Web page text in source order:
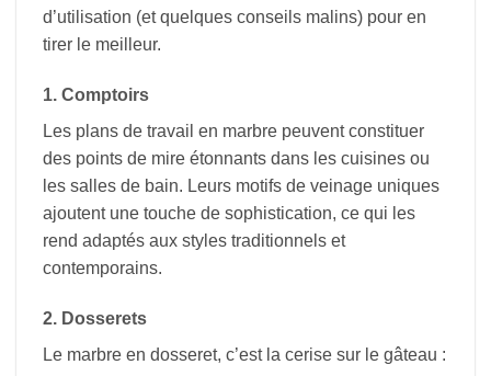
d’utilisation (et quelques conseils malins) pour en
tirer le meilleur.
1. Comptoirs
Les plans de travail en marbre peuvent constituer
des points de mire étonnants dans les cuisines ou
les salles de bain. Leurs motifs de veinage uniques
ajoutent une touche de sophistication, ce qui les
rend adaptés aux styles traditionnels et
contemporains.
2. Dosserets
Le marbre en dosseret, c’est la cerise sur le gâteau :